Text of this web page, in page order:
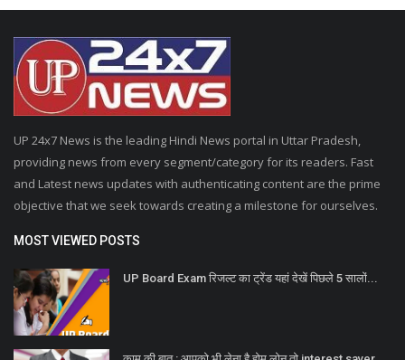
UP 24x7 News is the leading Hindi News portal in Uttar Pradesh,
providing news from every segment/category for its readers. Fast
and Latest news updates with authenticating content are the prime
objective that we seek towards creating a milestone for ourselves.
MOST VIEWED POSTS
UP Board Exam रिजल्ट का ट्रेंड यहां देखें पिछले 5 सालों...